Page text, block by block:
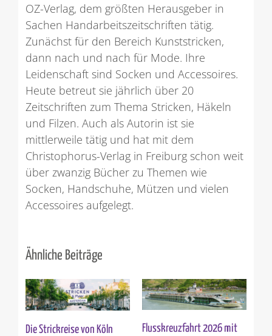
OZ-Verlag, dem größten Herausgeber in
Sachen Handarbeitszeitschriften tätig.
Zunächst für den Bereich Kunststricken,
dann nach und nach für Mode. Ihre
Leidenschaft sind Socken und Accessoires.
Heute betreut sie jährlich über 20
Zeitschriften zum Thema Stricken, Häkeln
und Filzen. Auch als Autorin ist sie
mittlerweile tätig und hat mit dem
Christophorus-Verlag in Freiburg schon weit
über zwanzig Bücher zu Themen wie
Socken, Handschuhe, Mützen und vielen
Accessoires aufgelegt.
Ähnliche Beiträge
Die Strickreise von Köln
Flusskreuzfahrt 2026 mit